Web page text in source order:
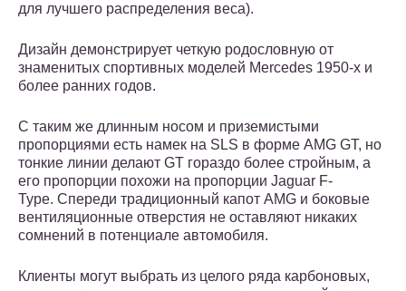
для лучшего распределения веса).
Дизайн демонстрирует четкую родословную от
знаменитых спортивных моделей Mercedes 1950-х и
более ранних годов.
С таким же длинным носом и приземистыми
пропорциями есть намек на SLS в форме AMG GT, но
тонкие линии делают GT гораздо более стройным, а
его пропорции похожи на пропорции Jaguar F-
Type. Спереди традиционный капот AMG и боковые
вентиляционные отверстия не оставляют никаких
сомнений в потенциале автомобиля.
Клиенты могут выбрать из целого ряда карбоновых,